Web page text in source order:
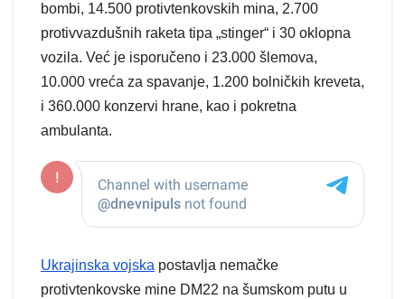
bombi, 14.500 protivtenkovskih mina, 2.700
protivvazdušnih raketa tipa „stinger“ i 30 oklopna
vozila. Već je isporučeno i 23.000 šlemova,
10.000 vreća za spavanje, 1.200 bolničkih kreveta,
i 360.000 konzervi hrane, kao i pokretna
ambulanta.
Ukrajinska vojska postavlja nemačke
protivtenkovske mine DM22 na šumskom putu u